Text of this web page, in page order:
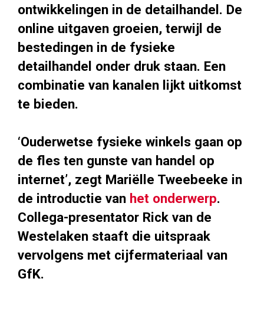
ontwikkelingen in de detailhandel. De
online uitgaven groeien, terwijl de
bestedingen in de fysieke
detailhandel onder druk staan. Een
combinatie van kanalen lijkt uitkomst
te bieden.
‘Ouderwetse fysieke winkels gaan op
de fles ten gunste van handel op
internet’, zegt Mariëlle Tweebeeke in
de introductie van het onderwerp.
Collega-presentator Rick van de
Westelaken staaft die uitspraak
vervolgens met cijfermateriaal van
GfK.